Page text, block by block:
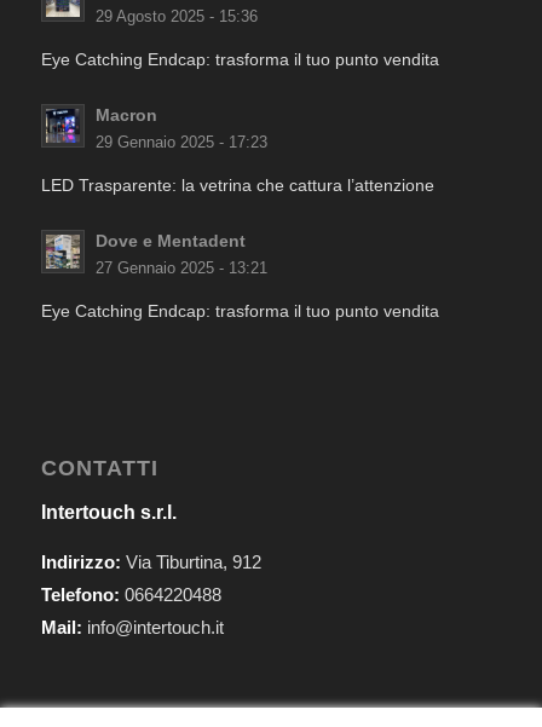
29 Agosto 2025 - 15:36
Eye Catching Endcap: trasforma il tuo punto vendita
Macron
29 Gennaio 2025 - 17:23
LED Trasparente: la vetrina che cattura l’attenzione
Dove e Mentadent
27 Gennaio 2025 - 13:21
Eye Catching Endcap: trasforma il tuo punto vendita
CONTATTI
Intertouch s.r.l.
Indirizzo: Via Tiburtina, 912
Telefono: 0664220488
Mail: info@intertouch.it